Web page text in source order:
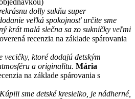
dolly sukňu super
veľká spokojnosť určite sme
krát malá slečna sa zo sukničky veľmi
recenzia na základe spárovania
vecičky, ktoré dodajú detským
a originalitu. Mária
na základe spárovania s
sme detské kresielko, je nádherné,